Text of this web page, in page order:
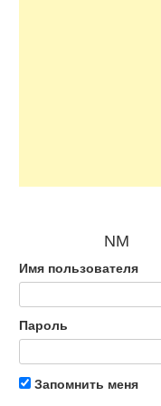
NM
Имя пользователя
Пароль
Запомнить меня